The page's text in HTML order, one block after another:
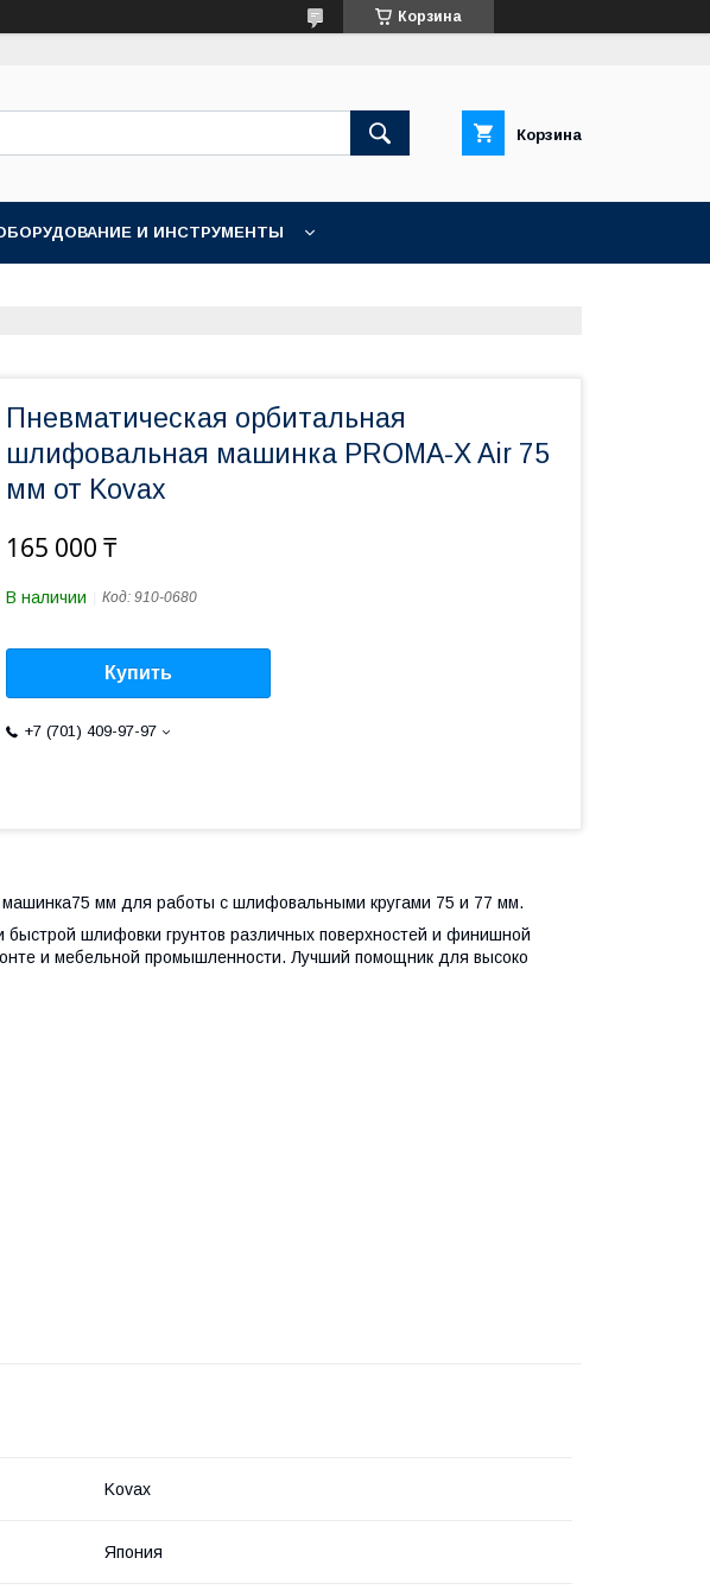
Корзина
Корзина
И ИНСТРУМЕНТЫ
Пневматическая орбитальная
шлифовальная машинка PROMA-X Air 75
мм от Kovax
165 000 ₸
В наличии Код: 910-0680
Купить
+7 (701) 409-97-97
мм для работы с шлифовальными кругами 75 и 77 мм.
шлифовки грунтов различных поверхностей и финишной
и мебельной промышленности. Лучший помощник для высоко
Kovax
Япония